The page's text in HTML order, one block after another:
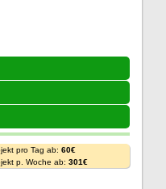
pro Tag ab: 60€
p. Woche ab: 301€